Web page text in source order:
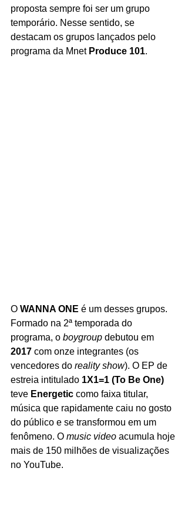
proposta sempre foi ser um grupo
temporário. Nesse sentido, se
destacam os grupos lançados pelo
programa da Mnet Produce 101.
O WANNA ONE é um desses grupos.
Formado na 2ª temporada do
programa, o boygroup debutou em
2017 com onze integrantes (os
vencedores do reality show). O EP de
estreia intitulado 1X1=1 (To Be One)
teve Energetic como faixa titular,
música que rapidamente caiu no gosto
do público e se transformou em um
fenômeno. O music video acumula hoje
mais de 150 milhões de visualizações
no YouTube.